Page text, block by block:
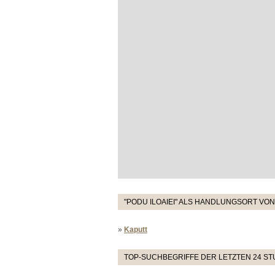
"PODU ILOAIEI" ALS HANDLUNGSORT
» Kaputt
TOP-SUCHBEGRIFFE DER LETZTEN 24